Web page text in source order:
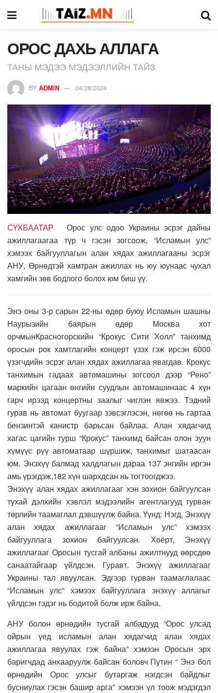
ОРОС ДАХЬ АЛЛАГА
ТАНЫ МЭДЭЭ МЭДЭЭЛЛИЙН ТАЙЗ
BY ADMIN 04/28/2024
СҮХБААТАР Орос улс одоо Украины эсрэг дайны
ажиллагаагаа түр ч гэсэн зогсоож, “Исламын улс”
хэмээх байгууллагын алан хядах ажиллагааны эсрэг
АНУ, Өрнөдтэй хамтран ажиллах нь юу юунаас чухал
хамгийн зөв бодлого болох юм биш үү.
Энэ оны 3-р сарын 22-ны өдөр буюу Исламын шашны
Наурызийн баярын өдөр Москва хот
орчмынКрасногорскийн “Крокус Сити Холл” танхимд
оросын рок хамтлагийн концерт үзэх гэж ирсэн 6000
үзэгчдийн эсрэг алан хядах ажиллагаа явагдав. Крокус
танхимын гадаах автомашины зогсоол дээр “Рено”
маркийн цагаан өнгийн суудлын автомашинаас 4 хүн
гарч ирээд концертны заалыг чиглэн явжээ. Тэдний
гурав нь автомат буугаар зэвсэглэсэн, нөгөө нь гартаа
бензинтэй канистр барьсан байлаа. Алан хядагчид
хагас цагийн турш “Крокус” танхимд байсан олон зуун
хүмүүс рүү автоматаар шүршиж, танхимыг шатаасан
юм. Энэхүү балмад халдлагын дараа 137 энгийн иргэн
амь үрэгдэж,182 хүн шархдсан нь тогтоогджээ.
Энэхүү алан хядах ажиллагааг хэн зохион байгуулсан
тухай дэлхийн хэвлэл мэдээлийн агентлагууд гурван
төрлийн таамаглал дэвшүүлж байна. Үүнд: Нэгд, Энэхүү
алан хядах ажиллагааг “Исламын улс” хэмээх
байгууллага зохион байгуулсан. Хоёрт, Энэхүү
ажиллагааг Оросын тусгай албаны ажилтнууд өөрсдөө
санаатайгаар үйлдсэн. Гуравт. Энэхүү ажиллагааг
Украины тал явуулсан. Эдгээр гурван таамаглалаас
“Исламын улс” хэмээх байгууллага энэхүү аллагыг
үйлдсэн гэдэг нь бодитой болж ирж байна.
АНУ болон өрнөдийн тусгай албадууд “Орос улсад
ойрын үед исламын алан хядагчид алан хядах
ажиллагаа явуулах гэж байна” хэмээн Оросын эрх
баригчдад анхааруулж байсан боловч Путин “ Энэ бол
өрнөдийн Орос улсыг бутаргаж нэгдсэн байдлыг
бусниулах гэсэн башир арга” хэмээн үл тоож мэдэгдэл